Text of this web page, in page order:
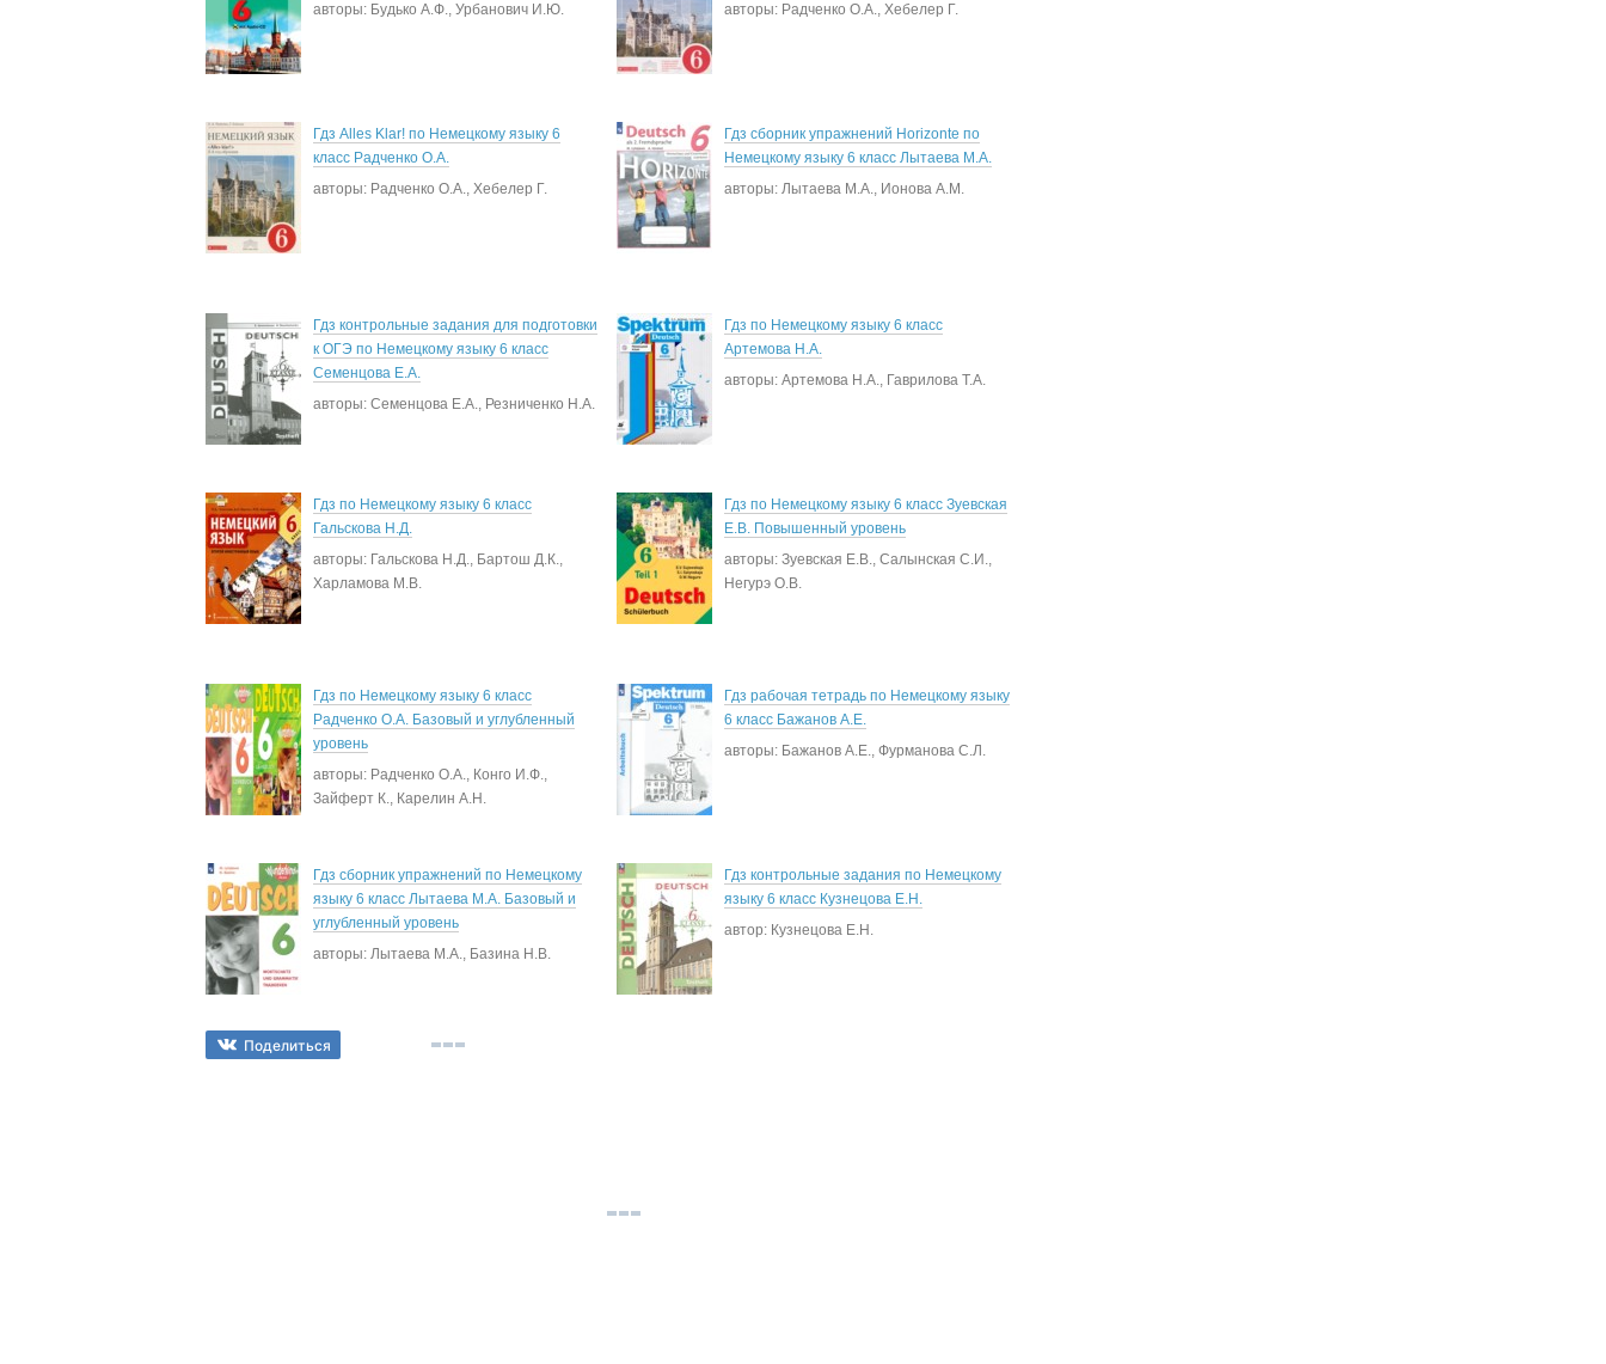
авторы: Будько А.Ф., Урбанович И.Ю.
авторы: Радченко О.А., Хебелер Г.
Гдз Alles Klar! по Немецкому языку 6
класс Радченко О.А.
авторы: Радченко О.А., Хебелер Г.
Гдз сборник упражнений Horizonte по
Немецкому языку 6 класс Лытаева М.А.
авторы: Лытаева М.А., Ионова А.М.
Гдз контрольные задания для подготовки
к ОГЭ по Немецкому языку 6 класс
Семенцова Е.А.
авторы: Семенцова Е.А., Резниченко Н.А.
Гдз по Немецкому языку 6 класс
Артемова Н.А.
авторы: Артемова Н.А., Гаврилова Т.А.
Гдз по Немецкому языку 6 класс
Гальскова Н.Д.
авторы: Гальскова Н.Д., Бартош Д.К.,
Харламова М.В.
Гдз по Немецкому языку 6 класс Зуевская
Е.В. Повышенный уровень
авторы: Зуевская Е.В., Салынская С.И.,
Негурэ О.В.
Гдз по Немецкому языку 6 класс
Радченко О.А. Базовый и углубленный
уровень
авторы: Радченко О.А., Конго И.Ф.,
Зайферт К., Карелин А.Н.
Гдз рабочая тетрадь по Немецкому языку
6 класс Бажанов А.Е.
авторы: Бажанов А.Е., Фурманова С.Л.
Гдз сборник упражнений по Немецкому
языку 6 класс Лытаева М.А. Базовый и
углубленный уровень
авторы: Лытаева М.А., Базина Н.В.
Гдз контрольные задания по Немецкому
языку 6 класс Кузнецова Е.Н.
автор: Кузнецова Е.Н.
Поделиться